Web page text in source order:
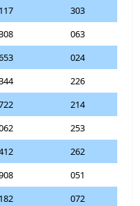
303
063
024
226
214
253
262
051
072